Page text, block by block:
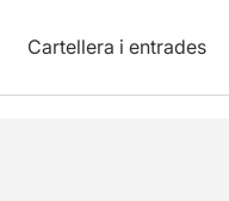
Cartellera i entrades
Opinions